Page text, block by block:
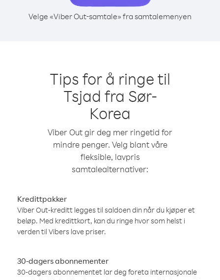
Velge «Viber Out-samtale» fra samtalemenyen
Tips for å ringe til
Tsjad fra Sør-
Korea
Viber Out gir deg mer ringetid for
mindre penger. Velg blant våre
fleksible, lavpris
samtalealternativer:
Kredittpakker
Viber Out-kreditt legges til saldoen din når du kjøper et
beløp. Med kredittkort, kan du ringe hvor som helst i
verden til Vibers lave priser.
30-dagers abonnementer
30-dagers abonnementet lar deg foreta internasjonale